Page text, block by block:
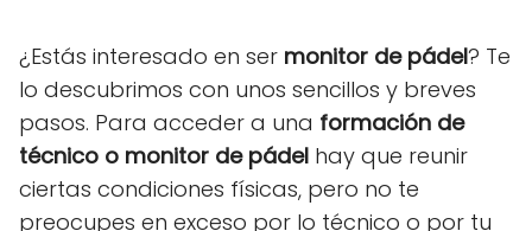
¿Estás interesado en ser monitor de pádel? Te
lo descubrimos con unos sencillos y breves
pasos. Para acceder a una formación de
técnico o monitor de pádel hay que reunir
ciertas condiciones físicas, pero no te
preocupes en exceso por lo técnico o por tu